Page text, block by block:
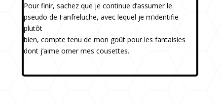
Pour finir, sachez que je continue d’assumer le
pseudo de Fanfreluche, avec lequel je m’identifie
plutôt
bien, compte tenu de mon goût pour les fantaisies
dont j’aime orner mes cousettes.